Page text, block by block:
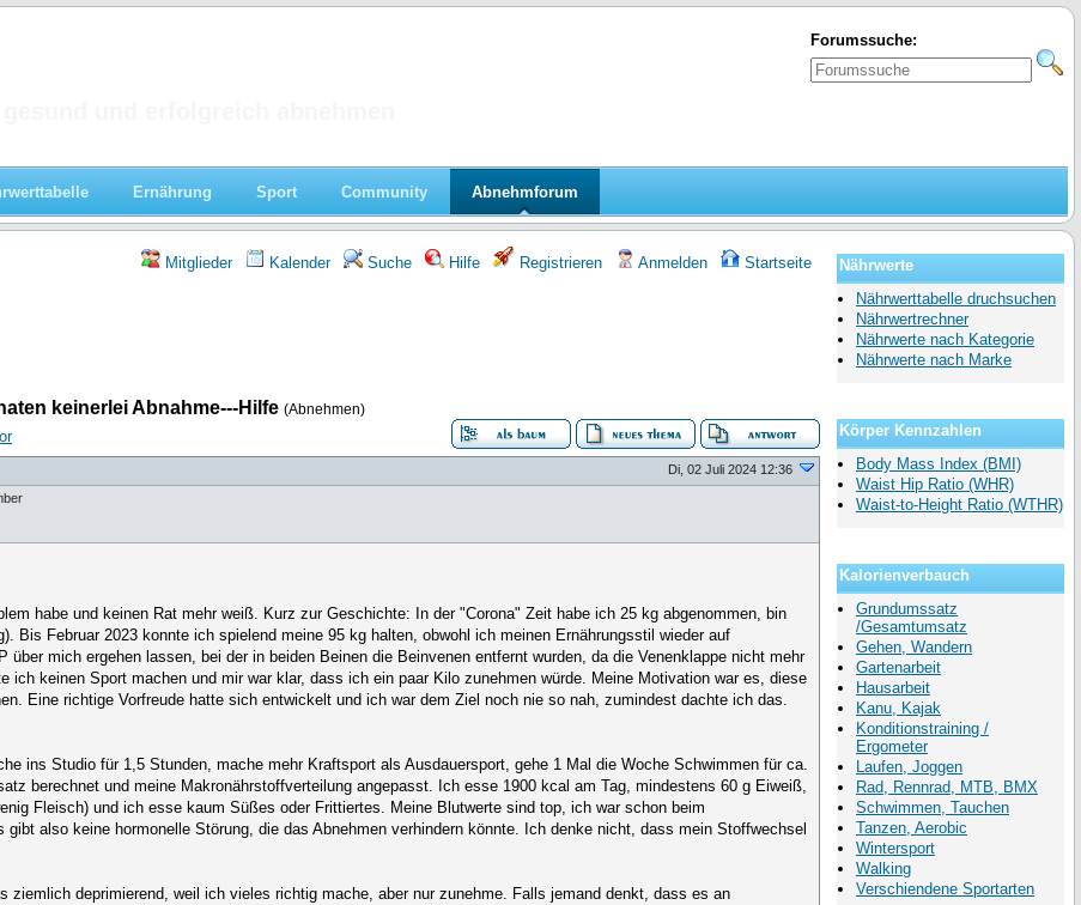
Forumssuche:
Ernährung Sport Community Abnehmforum
Mitglieder Kalender Suche Hilfe Registrieren Anmelden Startseite
keinerlei Abnahme---Hilfe (Abnehmen)
Di, 02 Juli 2024 12:36
habe und keinen Rat mehr weiß. Kurz zur Geschichte: In der "Corona" Zeit habe ich 25 kg abgenommen, bin
Bis Februar 2023 konnte ich spielend meine 95 kg halten, obwohl ich meinen Ernährungsstil wieder auf
mich ergehen lassen, bei der in beiden Beinen die Beinvenen entfernt wurden, da die Venenklappe nicht mehr
ich keinen Sport machen und mir war klar, dass ich ein paar Kilo zunehmen würde. Meine Motivation war es, diese
Eine richtige Vorfreude hatte sich entwickelt und ich war dem Ziel noch nie so nah, zumindest dachte ich das.
ins Studio für 1,5 Stunden, mache mehr Kraftsport als Ausdauersport, gehe 1 Mal die Woche Schwimmen für ca.
berechnet und meine Makronährstoffverteilung angepasst. Ich esse 1900 kcal am Tag, mindestens 60 g Eiweiß,
Fleisch) und ich esse kaum Süßes oder Frittiertes. Meine Blutwerte sind top, ich war schon beim
also keine hormonelle Störung, die das Abnehmen verhindern könnte. Ich denke nicht, dass mein Stoffwechsel
ziemlich deprimierend, weil ich vieles richtig mache, aber nur zunehme. Falls jemand denkt, dass es an
Nährwerte
Nährwerttabelle druchsuchen
Nährwertrechner
Nährwerte nach Kategorie
Nährwerte nach Marke
Körper Kennzahlen
Body Mass Index (BMI)
Waist Hip Ratio (WHR)
Waist-to-Height Ratio (WTHR)
Kalorienverbauch
Grundumssatz
/Gesamtumsatz
Gehen, Wandern
Gartenarbeit
Hausarbeit
Kanu, Kajak
Konditionstraining /
Ergometer
Laufen, Joggen
Rad, Rennrad, MTB, BMX
Schwimmen, Tauchen
Tanzen, Aerobic
Wintersport
Walking
Verschiendene Sportarten